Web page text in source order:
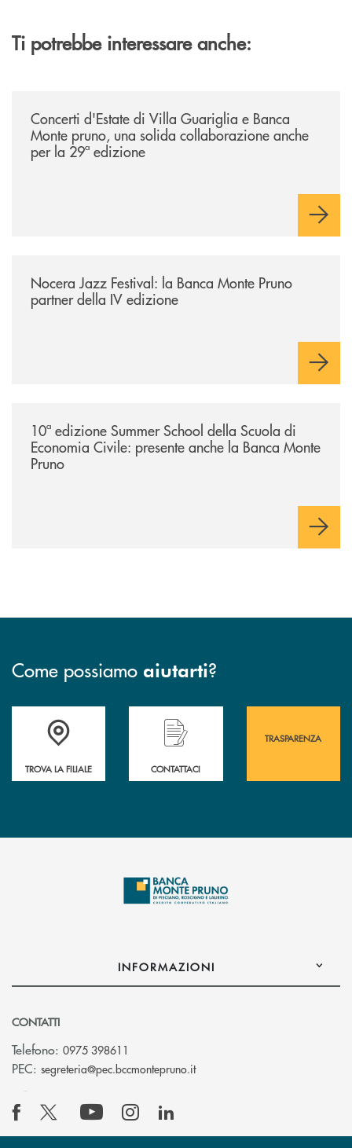
Ti potrebbe interessare anche:
Concerti d'Estate di Villa Guariglia e Banca
Monte pruno, una solida collaborazione anche
per la 29ª edizione
Nocera Jazz Festival: la Banca Monte Pruno
partner della IV edizione
10ª edizione Summer School della Scuola di
Economia Civile: presente anche la Banca Monte
Pruno
Come possiamo aiutarti?
Accedi all' elenco completo&nbsp; delle&nbsp; filiali&nbsp; di Banca
TROVA LA FILIALE
Hai bisogno di assistenza immediata?
CONTATTACI
TRASPARENZA
INFORMAZIONI
CONTATTI
Telefono: 0975 398611
PEC: segreteria@pec.bccmontepruno.it(si apre l’app di posta